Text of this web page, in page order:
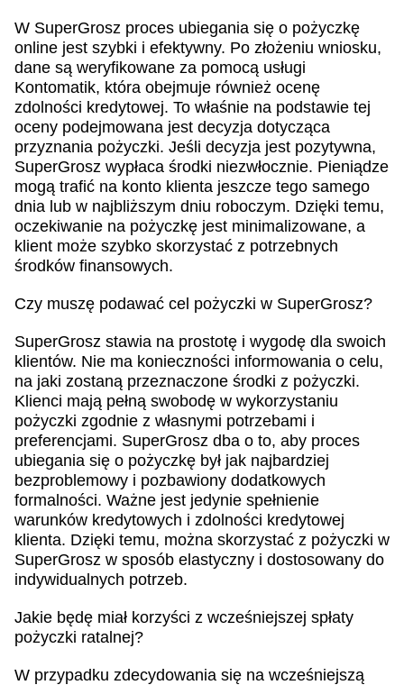
W SuperGrosz proces ubiegania się o pożyczkę
online jest szybki i efektywny. Po złożeniu wniosku,
dane są weryfikowane za pomocą usługi
Kontomatik, która obejmuje również ocenę
zdolności kredytowej. To właśnie na podstawie tej
oceny podejmowana jest decyzja dotycząca
przyznania pożyczki. Jeśli decyzja jest pozytywna,
SuperGrosz wypłaca środki niezwłocznie. Pieniądze
mogą trafić na konto klienta jeszcze tego samego
dnia lub w najbliższym dniu roboczym. Dzięki temu,
oczekiwanie na pożyczkę jest minimalizowane, a
klient może szybko skorzystać z potrzebnych
środków finansowych.
Czy muszę podawać cel pożyczki w SuperGrosz?
SuperGrosz stawia na prostotę i wygodę dla swoich
klientów. Nie ma konieczności informowania o celu,
na jaki zostaną przeznaczone środki z pożyczki.
Klienci mają pełną swobodę w wykorzystaniu
pożyczki zgodnie z własnymi potrzebami i
preferencjami. SuperGrosz dba o to, aby proces
ubiegania się o pożyczkę był jak najbardziej
bezproblemowy i pozbawiony dodatkowych
formalności. Ważne jest jedynie spełnienie
warunków kredytowych i zdolności kredytowej
klienta. Dzięki temu, można skorzystać z pożyczki w
SuperGrosz w sposób elastyczny i dostosowany do
indywidualnych potrzeb.
Jakie będę miał korzyści z wcześniejszej spłaty
pożyczki ratalnej?
W przypadku zdecydowania się na wcześniejszą